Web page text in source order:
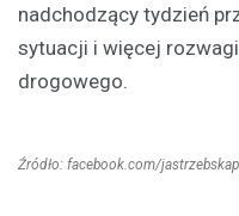
nadchodzący tydzień
sytuacji i więcej
drogowego.
Źródło: facebook.com/